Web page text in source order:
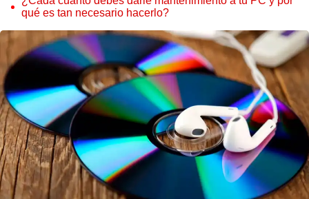
qué es tan necesario hacerlo?